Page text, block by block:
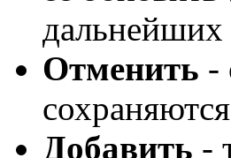
дальнейших
Отменить -
сохраняются
Добавить -